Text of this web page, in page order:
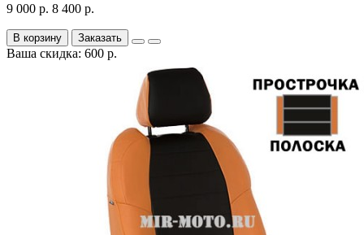
9 000 р. 8 400 р.
В корзину Заказать
Ваша скидка: 600 р.